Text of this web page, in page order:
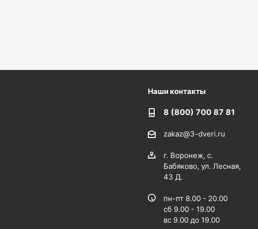
Наши контакты
8 (800) 700 87 81
zakaz@3-dveri.ru
г. Воронеж, с.
Бабяково, ул. Лесная,
43 Д.
пн-пт 8.00 - 20.00
сб 9.00 - 19.00
вс 9.00 до 19.00